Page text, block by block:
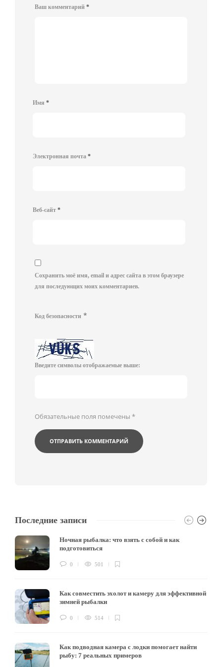
Ваш комментарий *
Имя *
Электронная почта *
Веб-сайт *
Сохранить моё имя, email и адрес сайта в этом браузере
для последующих моих комментариев.
Код безопасности *
Введите символы отображаемые выше:
Обязательные поля помечены *
Последние записи
Ночная рыбалка: что взять с собой и как
подготовиться
0 501
Как совместить эхолот и камеру для эффективной
зимней рыбалки
0 514
Как подводная камера с лодки помогает найти
рыбу: 7 реальных примеров